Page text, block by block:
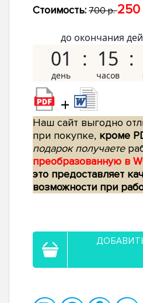
Стоимость: 700 р.250
до окончания
01 15
+
Наш сайт выгодно
при покупке, кроме
подарок получаете
преобразованную в
это предоставляет
возможности при